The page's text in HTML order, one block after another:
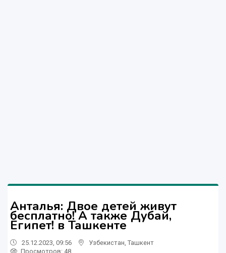
Анталья: Двое детей живут
бесплатно! А также Дубай,
Египет! в Ташкенте
25.12.2023, 09:56 Узбекистан Ташкент
Просмотров: 48